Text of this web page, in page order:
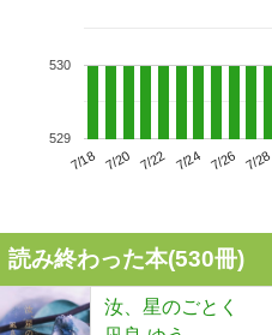
7/18 7/20 7/22 7/24 7/26 7/28
529
530
読み終わった本(530冊)
汝、星のごとく